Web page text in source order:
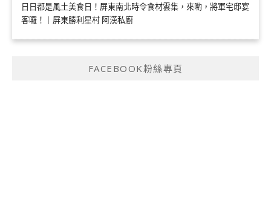
日日都是風土美食日！屏東南北時令食材雲集，來喲，將軍宅邸宴
客囉！｜屏東勝利星村 阿漢私廚
FACEBOOK粉絲專頁